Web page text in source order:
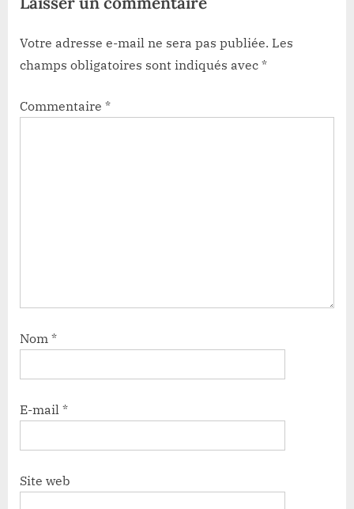
Votre adresse e-mail ne sera pas publiée. Les
champs obligatoires sont indiqués avec *
Commentaire *
Nom *
E-mail *
Site web